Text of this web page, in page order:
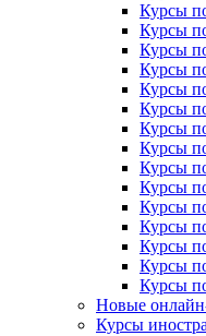
Курсы
Курсы
Курсы
Курсы
Курсы
Курсы
Курсы
Курсы
Курсы
Курсы
Курсы
Курсы
Курсы
Курсы
Курсы
Новые
Курсы